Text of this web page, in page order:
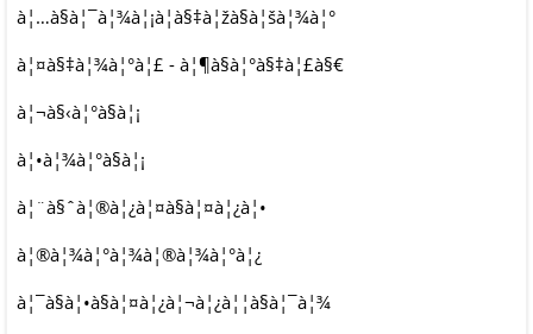
à¦…à§à¦¯à¦¾à¦¡à¦­à§‡à¦žà§à¦šà¦¾à¦°
à¦¤à§‡à¦¾à¦°à¦£ - à¦¶à§à¦°à§‡à¦£à§€
à¦¬à§‹à¦°à§à¦¡
à¦•à¦¾à¦°à§à¦¡
à¦¨à§ˆà¦®à¦¿à¦¤à§à¦¤à¦¿à¦•
à¦®à¦¾à¦°à¦¾à¦®à¦¾à¦°à¦¿
à¦¯à§à¦•à§à¦¤à¦¿à¦¬à¦¿à¦¦à§à¦¯à¦¾